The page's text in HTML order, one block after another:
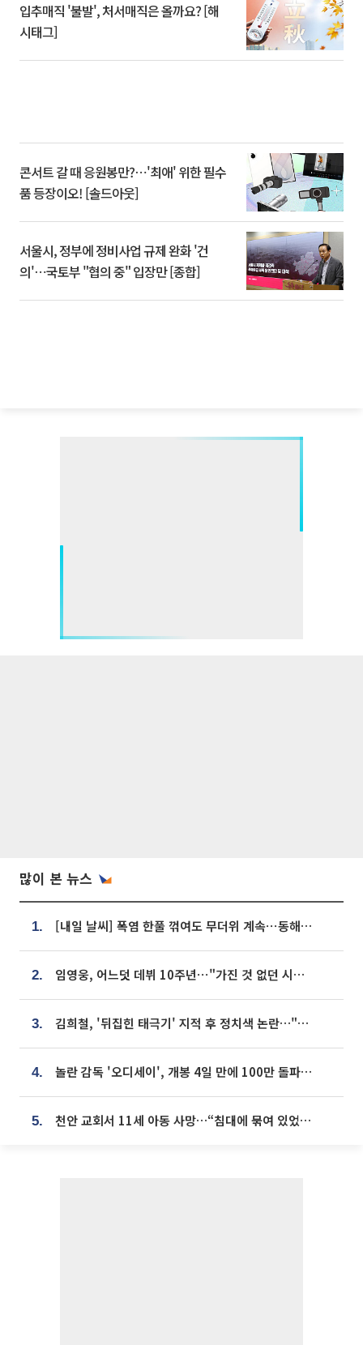
입추매직 '불발', 처서매직은 올까요? [해
시태그]
콘서트 갈 때 응원봉만?⋯'최애' 위한 필수
품 등장이오! [솔드아웃]
서울시, 정부에 정비사업 규제 완화 '건
의'⋯국토부 "협의 중" 입장만 [종합]
많이 본 뉴스
1. [내일 날씨] 폭염 한풀 꺾여도 무더위 계속⋯동해안 이틀 연속 비
2. 임영웅, 어느덧 데뷔 10주년⋯"가진 것 없던 시절, 내 앞엔 20명의 팬뿐"
3. 김희철, '뒤집힌 태극기' 지적 후 정치색 논란…"좌우 떠나 우리나라 국기"
4. 놀란 감독 '오디세이', 개봉 4일 만에 100만 돌파⋯'왕사남' 보다 빠르다
5. 천안 교회서 11세 아동 사망…“침대에 묶여 있었다” 진술 확보